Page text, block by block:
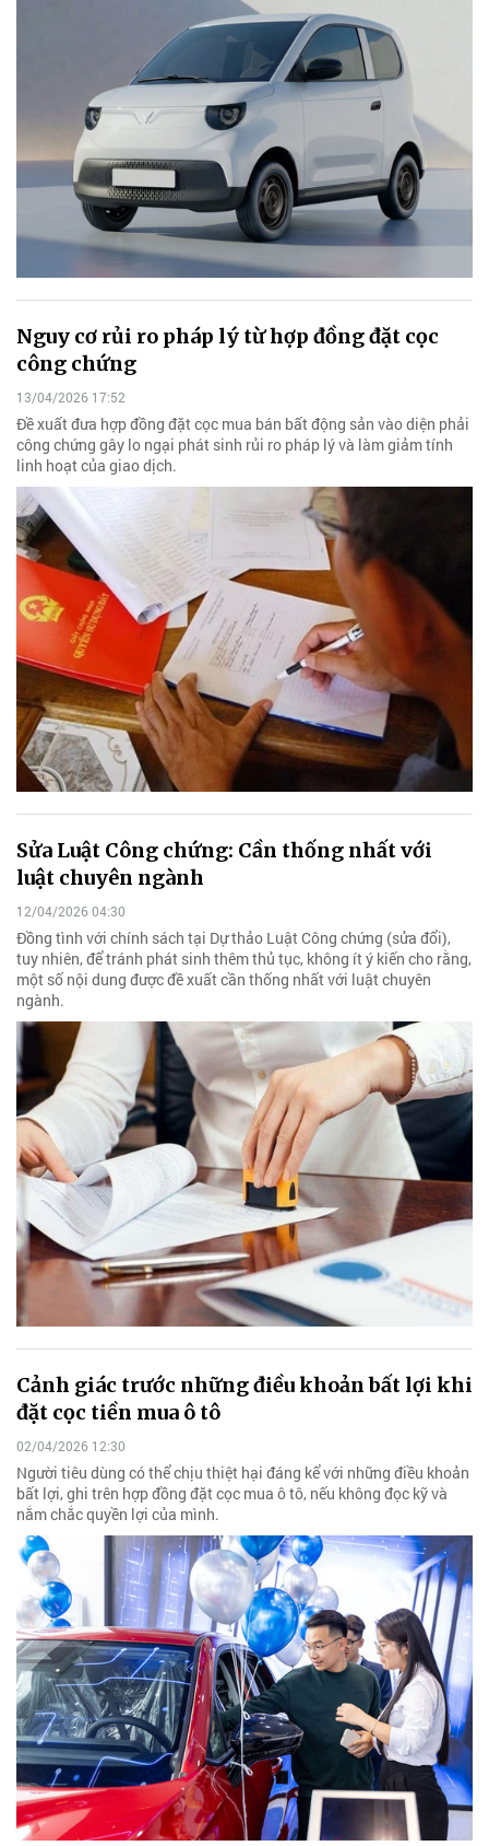
Nguy cơ rủi ro pháp lý từ hợp đồng đặt cọc
công chứng
13/04/2026 17:52
Đề xuất đưa hợp đồng đặt cọc mua bán bất động sản vào diện phải
công chứng gây lo ngại phát sinh rủi ro pháp lý và làm giảm tính
linh hoạt của giao dịch.
Sửa Luật Công chứng: Cần thống nhất với
luật chuyên ngành
12/04/2026 04:30
Đồng tình với chính sách tại Dự thảo Luật Công chứng (sửa đổi),
tuy nhiên, để tránh phát sinh thêm thủ tục, không ít ý kiến cho rằng,
một số nội dung được đề xuất cần thống nhất với luật chuyên
ngành.
Cảnh giác trước những điều khoản bất lợi khi
đặt cọc tiền mua ô tô
02/04/2026 12:30
Người tiêu dùng có thể chịu thiệt hại đáng kể với những điều khoản
bất lợi, ghi trên hợp đồng đặt cọc mua ô tô, nếu không đọc kỹ và
nắm chắc quyền lợi của mình.